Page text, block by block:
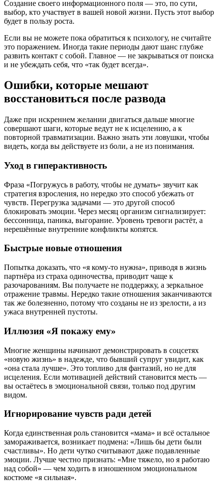
Создание своего информационного поля — это, по сути,
выбор, кто участвует в вашей новой жизни. Пусть этот выбор
будет в пользу роста.
Если вы не можете пока обратиться к психологу, не считайте
это поражением. Иногда такие периоды дают шанс глубже
развить контакт с собой. Главное — не закрываться от поиска
и не убеждать себя, что «так будет всегда».
Ошибки, которые мешают
восстановиться после развода
Даже при искреннем желании двигаться дальше многие
совершают шаги, которые ведут не к исцелению, а к
повторной травматизации. Важно знать эти ловушки, чтобы
видеть, когда вы действуете из боли, а не из понимания.
Уход в гиперактивность
Фраза «Погружусь в работу, чтобы не думать» звучит как
стратегия взросления, но нередко это способ убежать от
чувств. Перегрузка задачами — это другой способ
блокировать эмоции. Через месяц организм сигнализирует:
бессонница, паника, выгорание. Уровень тревоги растёт, а
нерешённые внутренние конфликты копятся.
Быстрые новые отношения
Попытка доказать, что «я кому-то нужна», приводя в жизнь
партнёра из страха одиночества, приводит чаще к
разочарованиям. Вы получаете не поддержку, а зеркальное
отражение травмы. Нередко такие отношения заканчиваются
так же болезненно, потому что созданы не из зрелости, а из
ужаса внутренней пустоты.
Иллюзия «Я покажу ему»
Многие женщины начинают демонстрировать в соцсетях
«новую жизнь» в надежде, что бывший супруг увидит, как
«она стала лучше». Это топливо для фантазий, но не для
исцеления. Если мотивацией действий становится месть —
вы остаётесь в эмоциональной связи, только под другим
видом.
Игнорирование чувств ради детей
Когда единственная роль становится «мама» и всё остальное
замораживается, возникает подмена: «Лишь бы дети были
счастливы». Но дети чутко считывают даже подавленные
эмоции. Лучше честно признать: «Мне тяжело, но я работаю
над собой» — чем ходить в изношенном эмоциональном
костюме «я сильная».